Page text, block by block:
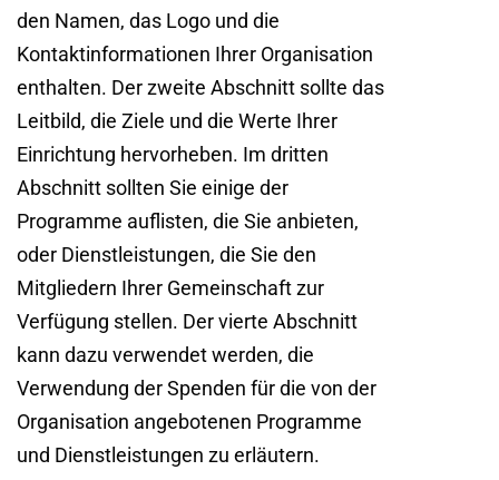
den Namen, das Logo und die
Kontaktinformationen Ihrer Organisation
enthalten. Der zweite Abschnitt sollte das
Leitbild, die Ziele und die Werte Ihrer
Einrichtung hervorheben. Im dritten
Abschnitt sollten Sie einige der
Programme auflisten, die Sie anbieten,
oder Dienstleistungen, die Sie den
Mitgliedern Ihrer Gemeinschaft zur
Verfügung stellen. Der vierte Abschnitt
kann dazu verwendet werden, die
Verwendung der Spenden für die von der
Organisation angebotenen Programme
und Dienstleistungen zu erläutern.